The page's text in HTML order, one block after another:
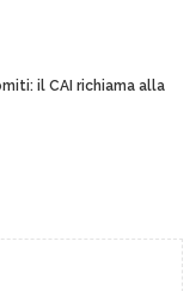
il CAI richiama alla